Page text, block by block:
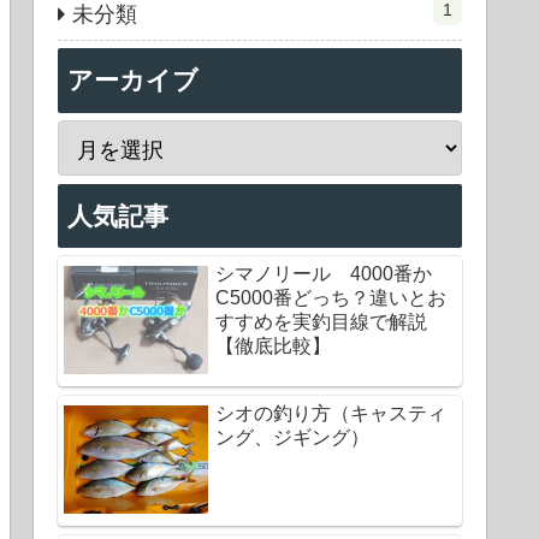
未分類 1
アーカイブ
人気記事
シマノリール 4000番か
C5000番どっち？違いとお
すすめを実釣目線で解説
【徹底比較】
シオの釣り方（キャスティ
ング、ジギング）